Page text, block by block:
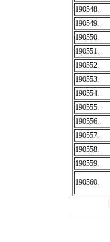
190548.
190549.
190550.
190551.
190552.
190553.
190554.
190555.
190556.
190557.
190558.
190559.
190560.